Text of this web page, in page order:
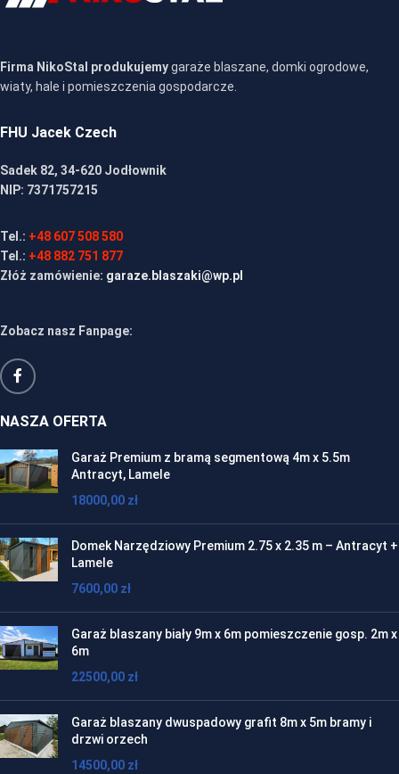
Firma NikoStal produkujemygaraże blaszane, domki ogrodowe,
wiaty, hale i pomieszczenia gospodarcze.
FHU Jacek Czech
Sadek 82, 34-620 Jodłownik
NIP: 7371757215
Tel.: +48 607 508 580
Tel.: +48 882 751 877
Złóż zamówienie: garaze.blaszaki@wp.pl
Zobacz nasz Fanpage:
NASZA OFERTA
Garaż Premium z bramą segmentową 4m x 5.5m
Antracyt, Lamele
18000,00 zł
Domek Narzędziowy Premium 2.75 x 2.35 m – Antracyt +
Lamele
7600,00 zł
Garaż blaszany biały 9m x 6m pomieszczenie gosp. 2m x
6m
22500,00 zł
Garaż blaszany dwuspadowy grafit 8m x 5m bramy i
drzwi orzech
14500,00 zł